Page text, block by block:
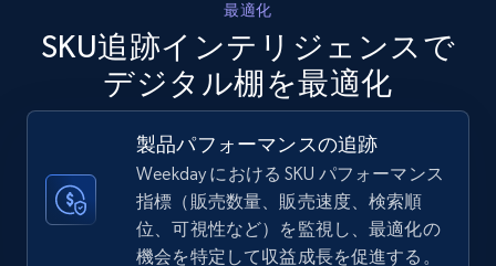
Walmart - products - Discover products by
using sku numbers
URL, Final price, Sku, Currency, Gtin,
Specifications, Image urls, Top reviews, and
876+ 今すぐ始める
最適化
SKU追跡インテリジェンスで
デジタル棚を最適化
製品パフォーマンスの追跡
Weekday における SKU パフォーマンス
指標（販売数量、販売速度、検索順
位、可視性など）を監視し、最適化の
機会を特定して収益成長を促進する。